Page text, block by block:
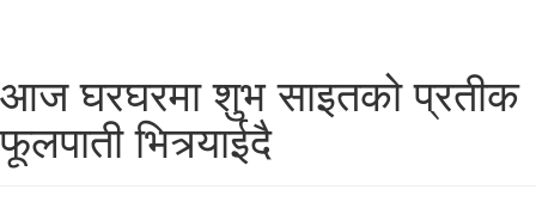
आज घरघरमा शुभ साइतको प्रतीक
फूलपाती भित्र्याईदै